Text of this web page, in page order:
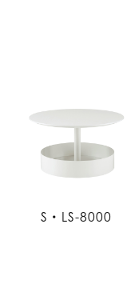
S・LS-8000